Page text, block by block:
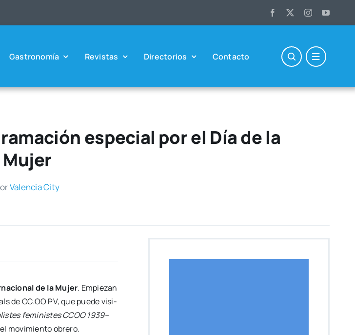
Gas­tro­no­mía Revis­tas Direc­to­rios Con­tac­to
especial por el Día de la
Mujer
Valen­cia City
de la Mujer. Empie­zan
de CC.OO PV, que pue­de visi­
femi­nis­tes CCOO 1939–
movi­mien­to obre­ro.